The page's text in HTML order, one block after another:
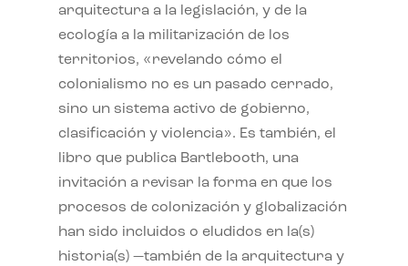
arquitectura a la legislación, y de la
ecología a la militarización de los
territorios, «revelando cómo el
colonialismo no es un pasado cerrado,
sino un sistema activo de gobierno,
clasificación y violencia». Es también, el
libro que publica Bartlebooth, una
invitación a revisar la forma en que los
procesos de colonización y globalización
han sido incluidos o eludidos en la(s)
historia(s) —también de la arquitectura y